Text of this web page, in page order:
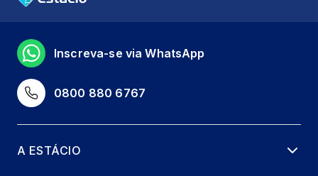
0800 880 6767
Inscreva-se via WhatsApp
A ESTÁCIO